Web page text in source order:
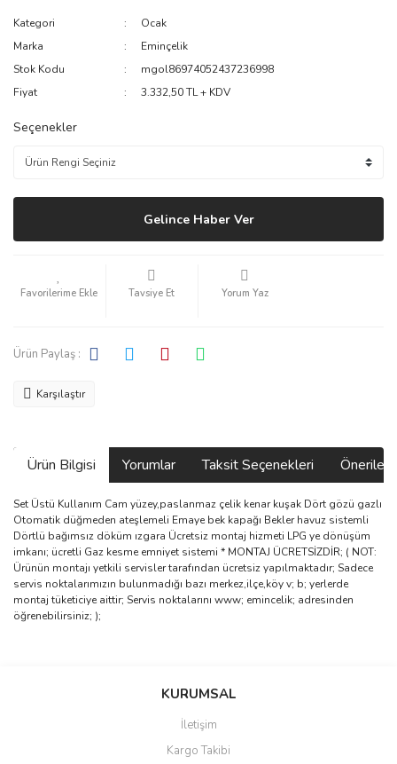
Kategori
Ocak
Marka
Eminçelik
Stok Kodu
mgol86974052437236998
Fiyat
3.332,50 TL + KDV
Seçenekler
Gelince Haber Ver
Tavsiye Et Yorum Yaz
Ürün Paylaş :
Karşılaştır
Ürün Bilgisi Yorumlar Taksit Seçenekleri
Set Üstü Kullanım Cam yüzey,paslanmaz çelik kenar kuşak Dört gözü gazlı
Otomatik düğmeden ateşlemeli Emaye bek kapağı Bekler havuz sistemli
Dörtlü bağımsız döküm ızgara Ücretsiz montaj hizmeti LPG ye dönüşüm
imkanı; ücretli Gaz kesme emniyet sistemi * MONTAJ ÜCRETSİZDİR; ( NOT:
Ürünün montajı yetkili servisler tarafından ücretsiz yapılmaktadır; Sadece
servis noktalarımızın bulunmadığı bazı merkez,ilçe,köy v; b; yerlerde
montaj tüketiciye aittir; Servis noktalarını www; emincelik; adresinden
öğrenebilirsiniz; );
Bu ürüne ilk yorumu siz yapın!
Ürün resmi kalitesiz, bozuk veya görüntülenemiyor.
KURUMSAL
İletişim
Kargo Takibi